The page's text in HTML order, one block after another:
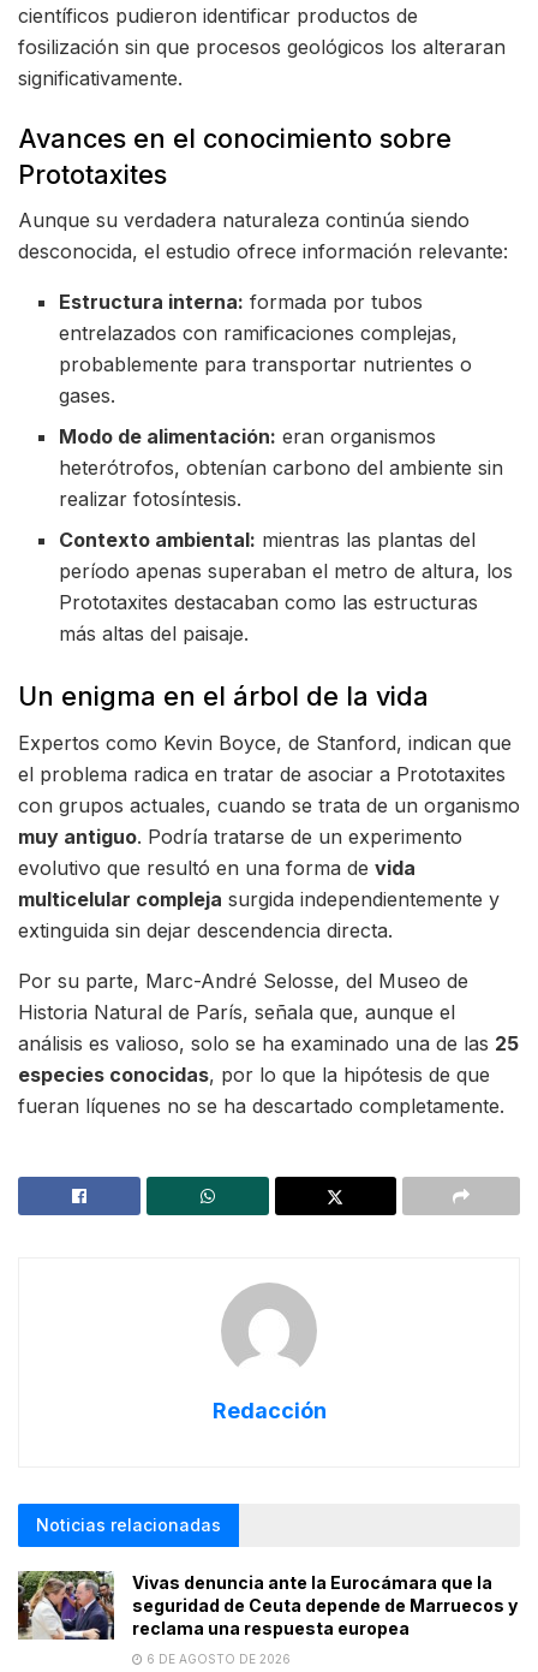
científicos pudieron identificar productos de
fosilización sin que procesos geológicos los alteraran
significativamente.
Avances en el conocimiento sobre
Prototaxites
Aunque su verdadera naturaleza continúa siendo
desconocida, el estudio ofrece información relevante:
Estructura interna: formada por tubos
entrelazados con ramificaciones complejas,
probablemente para transportar nutrientes o
gases.
Modo de alimentación: eran organismos
heterótrofos, obtenían carbono del ambiente sin
realizar fotosíntesis.
Contexto ambiental: mientras las plantas del
período apenas superaban el metro de altura, los
Prototaxites destacaban como las estructuras
más altas del paisaje.
Un enigma en el árbol de la vida
Expertos como Kevin Boyce, de Stanford, indican que
el problema radica en tratar de asociar a Prototaxites
con grupos actuales, cuando se trata de un organismo
muy antiguo. Podría tratarse de un experimento
evolutivo que resultó en una forma de vida
multicelular compleja surgida independientemente y
extinguida sin dejar descendencia directa.
Por su parte, Marc-André Selosse, del Museo de
Historia Natural de París, señala que, aunque el
análisis es valioso, solo se ha examinado una de las 25
especies conocidas, por lo que la hipótesis de que
fueran líquenes no se ha descartado completamente.
Redacción
Noticias relacionadas
Vivas denuncia ante la Eurocámara que la
seguridad de Ceuta depende de Marruecos y
reclama una respuesta europea
6 DE AGOSTO DE 2026